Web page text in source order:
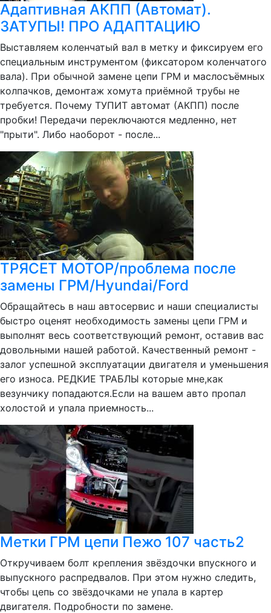
Адаптивная АКПП (Автомат).
ЗАТУПЫ! ПРО АДАПТАЦИЮ
Выставляем коленчатый вал в метку и фиксируем его
специальным инструментом (фиксатором коленчатого
вала). При обычной замене цепи ГРМ и маслосъёмных
колпачков, демонтаж хомута приёмной трубы не
требуется. Почему ТУПИТ автомат (АКПП) после
пробки! Передачи переключаются медленно, нет
"прыти". Либо наоборот - после...
ТРЯСЕТ МОТОР/проблема после
замены ГРМ/Hyundai/Ford
Обращайтесь в наш автосервис и наши специалисты
быстро оценят необходимость замены цепи ГРМ и
выполнят весь соответствующий ремонт, оставив вас
довольными нашей работой. Качественный ремонт -
залог успешной эксплуатации двигателя и уменьшения
его износа. РЕДКИЕ ТРАБЛЫ которые мне,как
везунчику попадаются.Если на вашем авто пропал
холостой и упала приемность...
Метки ГРМ цепи Пежо 107 часть2
Откручиваем болт крепления звёздочки впускного и
выпускного распредвалов. При этом нужно следить,
чтобы цепь со звёздочками не упала в картер
двигателя. Подробности по замене.